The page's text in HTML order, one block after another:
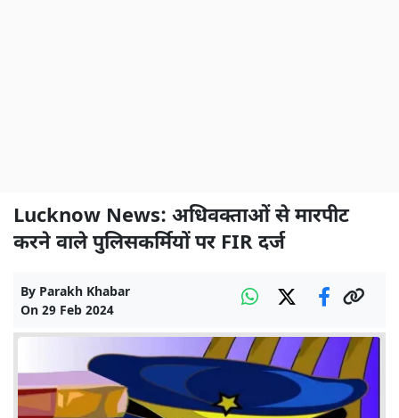
Lucknow News: अधिवक्ताओं से मारपीट
करने वाले पुलिसकर्मियों पर FIR दर्ज
By Parakh Khabar
On 29 Feb 2024